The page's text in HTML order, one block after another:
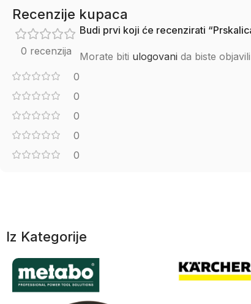
Recenzije kupaca
0 recenzija
0
0
0
0
0
Budi prvi koji će recenzirati
Morate biti ulogovani da biste
Iz Kategorije